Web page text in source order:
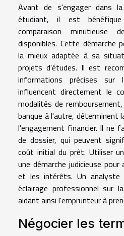
Avant de s'engager dans
étudiant, il est
comparaison minutieuse
disponibles. Cette démarche
la mieux adaptée à sa
projets d'études. Il est
informations précises
influencent directement le
modalités de
banque à l'autre, déterminent
l'engagement financier. Il ne
de dossier, qui peuvent
coût initial du prêt. Utiliser
une démarche judicieuse
et les intérêts. Un
éclairage professionnel sur
aidant ainsi l'emprunteur à
Négocier les